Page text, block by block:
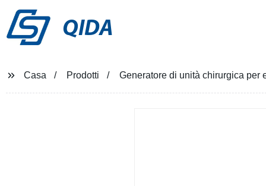
QIDA
Casa Prodotti Generatore di unità chirurgica per